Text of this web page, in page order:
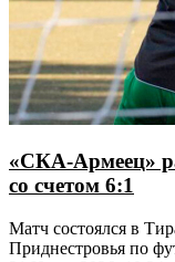
«СКА-Армеец»
со счетом 6:1
Матч состоялся в
Приднестровья по